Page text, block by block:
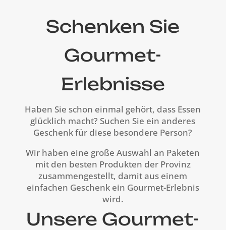
Schenken Sie
Gourmet-
Erlebnisse
Haben Sie schon einmal gehört, dass Essen
glücklich macht? Suchen Sie ein anderes
Geschenk für diese besondere Person?
Wir haben eine große Auswahl an Paketen
mit den besten Produkten der Provinz
zusammengestellt, damit aus einem
einfachen Geschenk ein Gourmet-Erlebnis
wird.
Unsere Gourmet-